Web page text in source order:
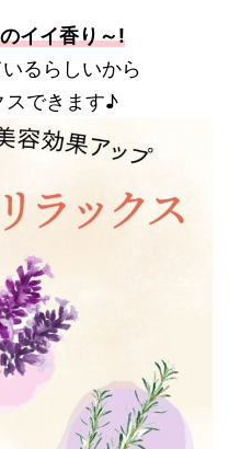
イイ香り～!
いるらしいから
スできます♪